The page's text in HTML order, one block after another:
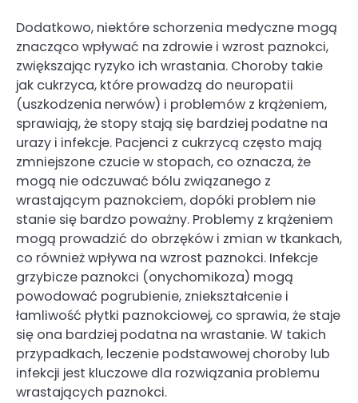
Dodatkowo, niektóre schorzenia medyczne mogą
znacząco wpływać na zdrowie i wzrost paznokci,
zwiększając ryzyko ich wrastania. Choroby takie
jak cukrzyca, które prowadzą do neuropatii
(uszkodzenia nerwów) i problemów z krążeniem,
sprawiają, że stopy stają się bardziej podatne na
urazy i infekcje. Pacjenci z cukrzycą często mają
zmniejszone czucie w stopach, co oznacza, że
mogą nie odczuwać bólu związanego z
wrastającym paznokciem, dopóki problem nie
stanie się bardzo poważny. Problemy z krążeniem
mogą prowadzić do obrzęków i zmian w tkankach,
co również wpływa na wzrost paznokci. Infekcje
grzybicze paznokci (onychomikoza) mogą
powodować pogrubienie, zniekształcenie i
łamliwość płytki paznokciowej, co sprawia, że staje
się ona bardziej podatna na wrastanie. W takich
przypadkach, leczenie podstawowej choroby lub
infekcji jest kluczowe dla rozwiązania problemu
wrastających paznokci.